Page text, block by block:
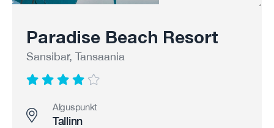
Paradise Beach Resort
Sansibar, Tansaania
Alguspunkt
Tallinn